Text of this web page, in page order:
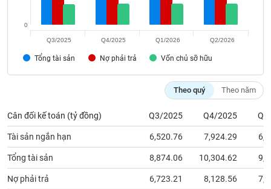
Tổng tài sản Nợ phải trả Vốn chủ sỡ hữu
0
Q3/2025 Q4/2025 Q1/2026 Q2/2026
Theo quý Theo năm
Cân đối kế toán (tỷ đồng) Q3/2025 Q4/2025
Tài sản ngắn hạn 6,520.76 7,924.29
Tổng tài sản 8,874.06 10,304.62
Nợ phải trả 6,723.21 8,128.56
đầu
tư
Truyền